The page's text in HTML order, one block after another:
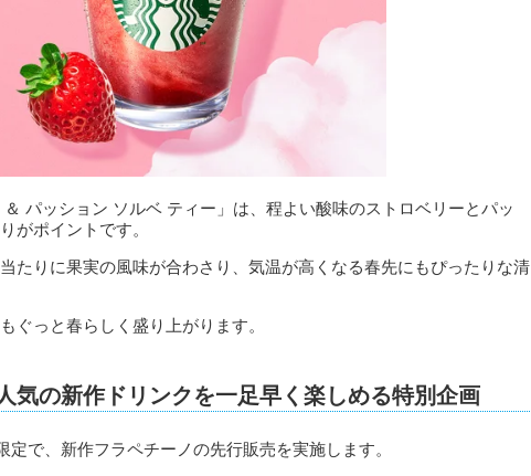
パッション ソルベ ティー」は、程よい酸味のストロベリーとパッ
がポイントです。
たりに果実の風味が合わさり、気温が高くなる春先にもぴったりな清
ぐっと春らしく盛り上がります。
気の新作ドリンクを一足早く楽しめる特別企画
で、新作フラペチーノの先行販売を実施します。